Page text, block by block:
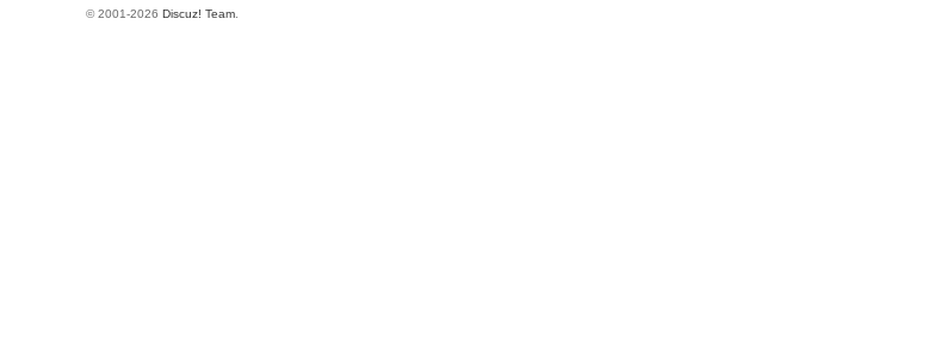
© 2001-2026 Discuz! Team